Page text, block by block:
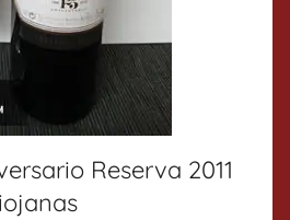
Reserva 2011